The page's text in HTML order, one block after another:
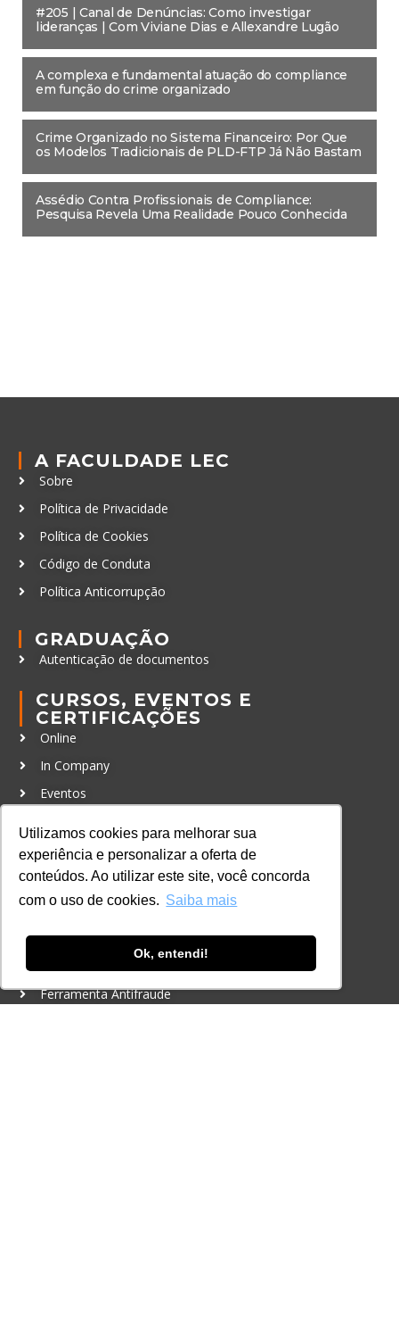
Utilizamos cookies para melhorar sua
experiência e personalizar a oferta de
conteúdos. Ao utilizar este site, você concorda
com o uso de cookies. Saiba mais
Ok, entendi!
#205 | Canal de Denúncias: Como investigar
lideranças | Com Viviane Dias e Allexandre Lugão
A complexa e fundamental atuação do compliance
em função do crime organizado
Crime Organizado no Sistema Financeiro: Por Que
os Modelos Tradicionais de PLD-FTP Já Não Bastam
Assédio Contra Profissionais de Compliance:
Pesquisa Revela Uma Realidade Pouco Conhecida
A FACULDADE LEC
Sobre
Política de Privacidade
Política de Cookies
Código de Conduta
Política Anticorrupção
GRADUAÇÃO
Autenticação de documentos
CURSOS, EVENTOS E
CERTIFICAÇÕES
Online
In Company
Eventos
CONTATO
+55 11 3259-2837
+55 11 98924-8322
contato@lec.com.br
Ferramenta Antifraude